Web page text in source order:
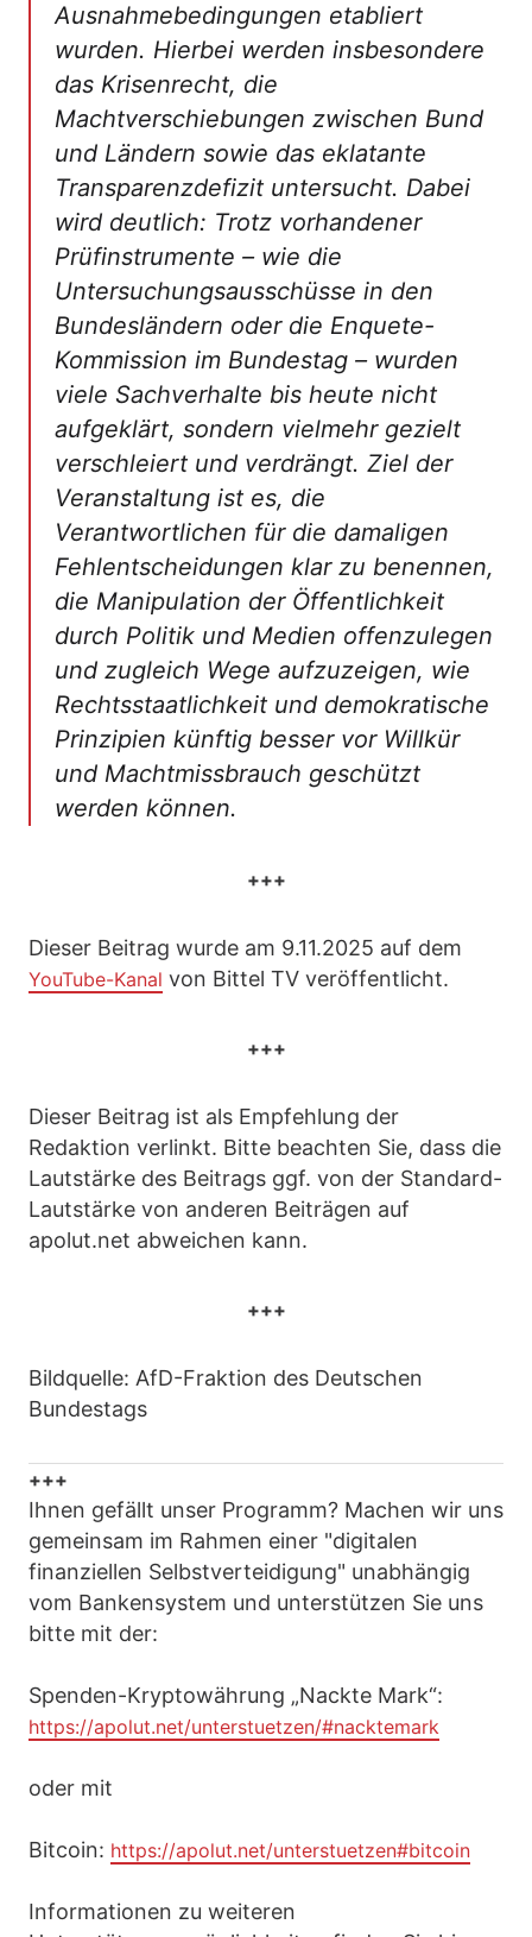
Ausnahmebedingungen etabliert
wurden. Hierbei werden insbesondere
das Krisenrecht, die
Machtverschiebungen zwischen Bund
und Ländern sowie das eklatante
Transparenzdefizit untersucht. Dabei
wird deutlich: Trotz vorhandener
Prüfinstrumente – wie die
Untersuchungsausschüsse in den
Bundesländern oder die Enquete-
Kommission im Bundestag – wurden
viele Sachverhalte bis heute nicht
aufgeklärt, sondern vielmehr gezielt
verschleiert und verdrängt. Ziel der
Veranstaltung ist es, die
Verantwortlichen für die damaligen
Fehlentscheidungen klar zu benennen,
die Manipulation der Öffentlichkeit
durch Politik und Medien offenzulegen
und zugleich Wege aufzuzeigen, wie
Rechtsstaatlichkeit und demokratische
Prinzipien künftig besser vor Willkür
und Machtmissbrauch geschützt
werden können.
+++
Dieser Beitrag wurde am 9.11.2025 auf dem
YouTube-Kanal von Bittel TV veröffentlicht.
+++
Dieser Beitrag ist als Empfehlung der
Redaktion verlinkt. Bitte beachten Sie, dass die
Lautstärke des Beitrags ggf. von der Standard-
Lautstärke von anderen Beiträgen auf
apolut.net abweichen kann.
+++
Bildquelle: AfD-Fraktion des Deutschen
Bundestags
+++
Ihnen gefällt unser Programm? Machen wir uns
gemeinsam im Rahmen einer "digitalen
finanziellen Selbstverteidigung" unabhängig
vom Bankensystem und unterstützen Sie uns
bitte mit der:
Spenden-Kryptowährung „Nackte Mark“:
https://apolut.net/unterstuetzen/#nacktemark
oder mit
Bitcoin: https://apolut.net/unterstuetzen#bitcoin
Informationen zu weiteren